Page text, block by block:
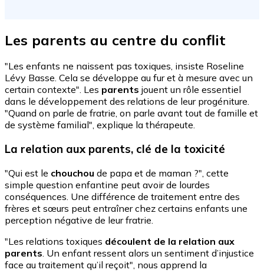
Les parents au centre du conflit
"Les enfants ne naissent pas toxiques, insiste Roseline
Lévy Basse. Cela se développe au fur et à mesure avec un
certain contexte". Les parents jouent un rôle essentiel
dans le développement des relations de leur progéniture.
"Quand on parle de fratrie, on parle avant tout de famille et
de système familial", explique la thérapeute.
La relation aux parents, clé de la toxicité
"Qui est le chouchou de papa et de maman ?", cette
simple question enfantine peut avoir de lourdes
conséquences. Une différence de traitement entre des
frères et sœurs peut entraîner chez certains enfants une
perception négative de leur fratrie.
"Les relations toxiques découlent de la relation aux
parents . Un enfant ressent alors un sentiment d’injustice
face au traitement qu’il reçoit", nous apprend la